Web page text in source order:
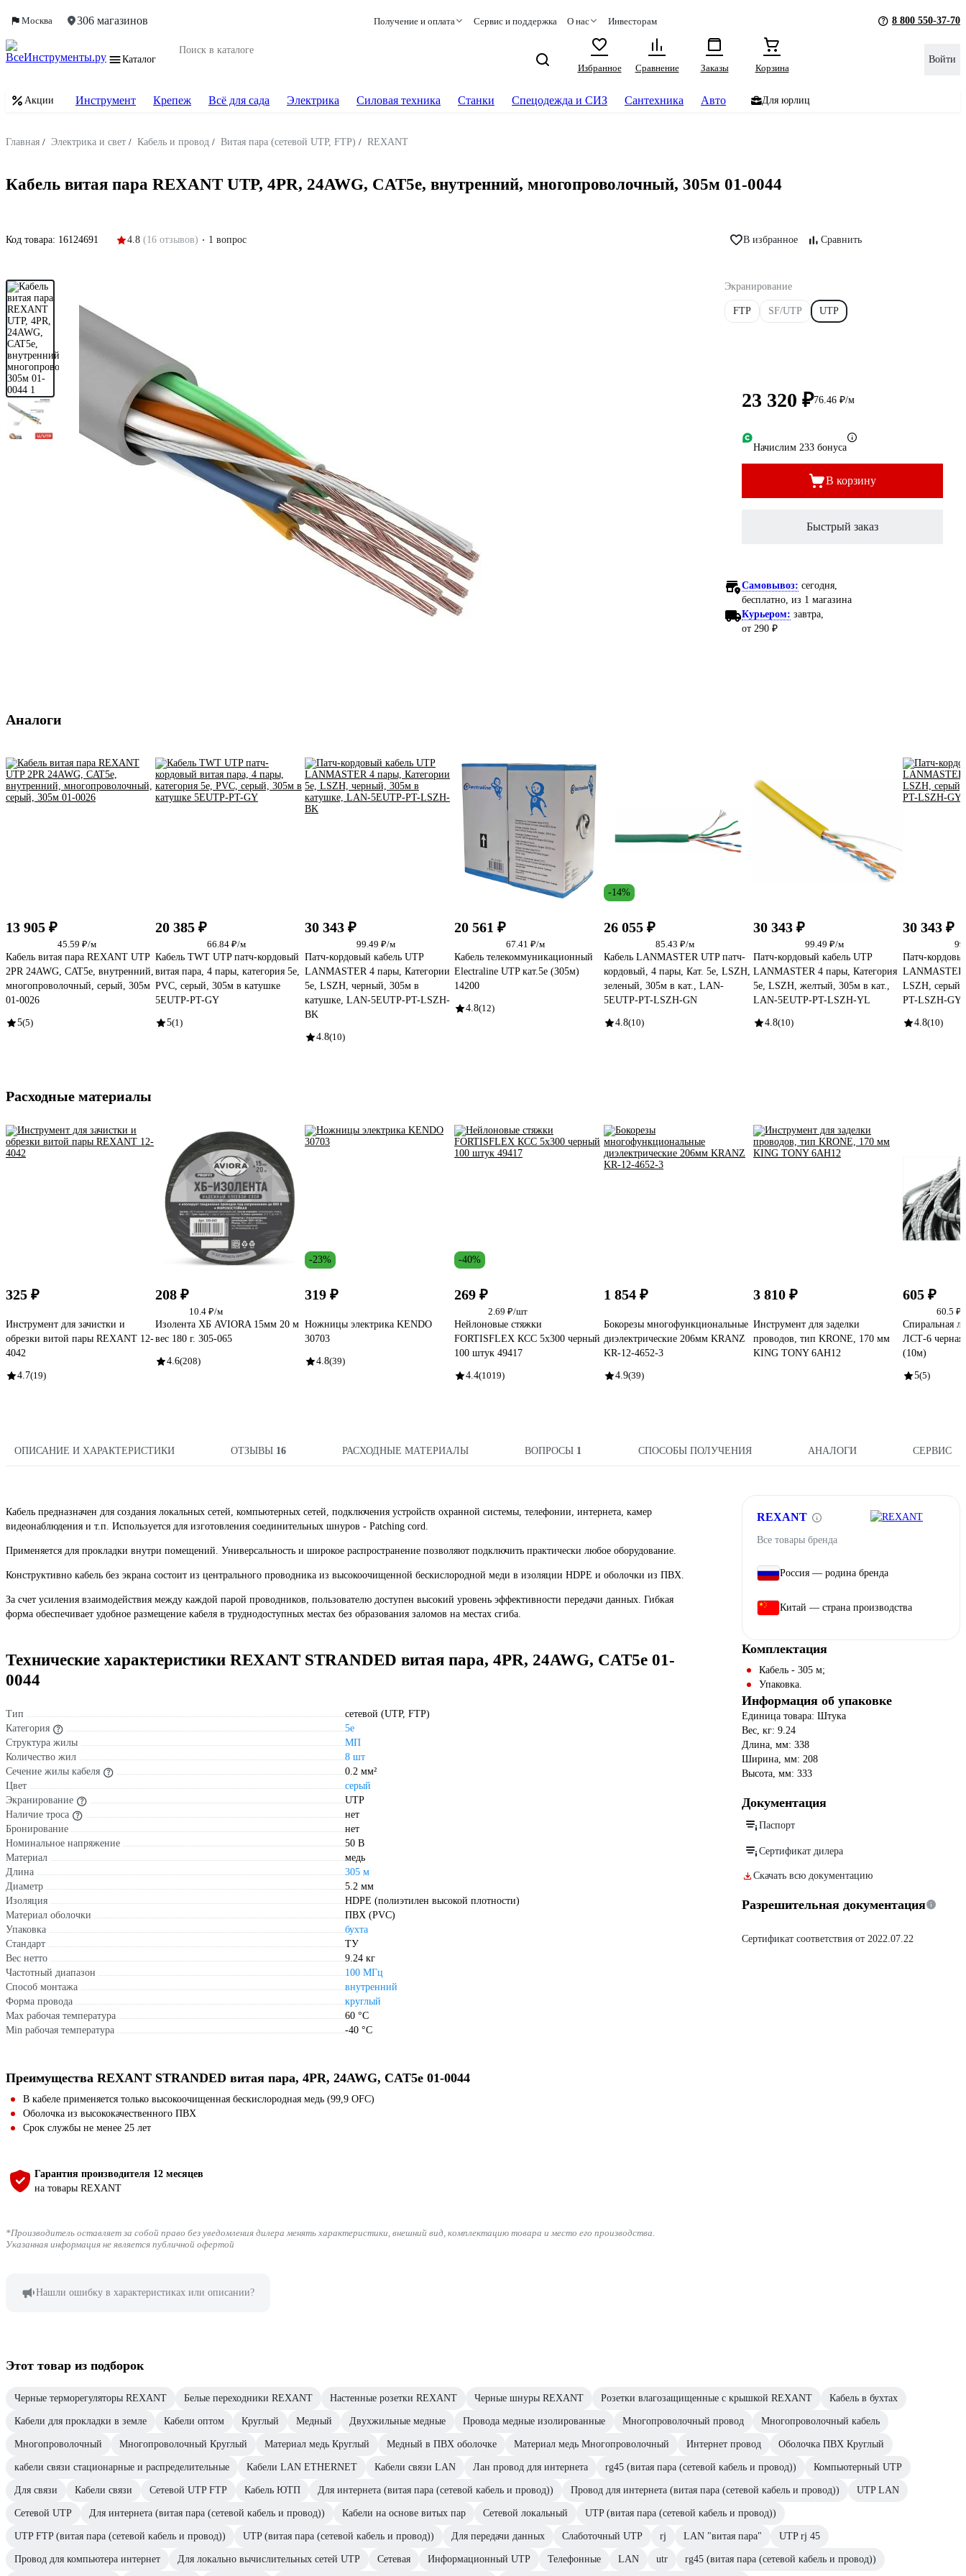
Москва 306 магазинов Получение и оплата Сервис и поддержка О нас Инвесторам 8 800 550-37-70
Каталог
Избранное
Сравнение Заказы Корзина
Войти
Акции Инструмент Крепеж Всё для сада Электрика Силовая техника Станки Спецодежда и СИЗ Сантехника Авто Для юрлиц
Главная / Электрика и свет / Кабель и провод / Витая пара (сетевой UTP, FTP) / REXANT
Кабель витая пара REXANT UTP, 4PR, 24AWG, CAT5e, внутренний, многопроволочный, 305м 01-0044
Код товара: 16124691 4.8 (16 отзывов) 1 вопрос В избранное Сравнить
Экранирование
FTP SF/UTP UTP
23 320 ₽76.46 ₽/м
Начислим 233 бонуса
В корзину
Быстрый заказ
Самовывоз: сегодня,
бесплатно , из 1 магазина
Курьером: завтра,
от 290 ₽
Аналоги
13 905 ₽
45.59 ₽/м
Кабель витая пара REXANT UTP
2PR 24AWG, CAT5e, внутренний,
многопроволочный, серый, 305м
01-0026
5(5)
20 385 ₽
66.84 ₽/м
Кабель TWT UTP патч-кордовый
витая пара, 4 пары, категория 5e,
PVC, серый, 305м в катушке
5EUTP-PT-GY
5(1)
30 343 ₽
99.49 ₽/м
Патч-кордовый кабель UTP
LANMASTER 4 пары, Категории
5e, LSZH, черный, 305м в
катушке, LAN-5EUTP-PT-LSZH-
BK
4.8(10)
20 561 ₽
67.41 ₽/м
Кабель телекоммуникационный
Electraline UTP кат.5e (305м)
14200
4.8(12)
-14%
26 055 ₽
85.43 ₽/м
Кабель LANMASTER UTP патч-
кордовый, 4 пары, Кат. 5e, LSZH,
зеленый, 305м в кат., LAN-
5EUTP-PT-LSZH-GN
4.8(10)
30 343 ₽
99.49 ₽/м
Патч-кордовый кабель UTP
LANMASTER 4 пары, Категория
5e, LSZH, желтый, 305м в кат.,
LAN-5EUTP-PT-LSZH-YL
4.8(10)
30 343 ₽
Патч-
LANMASTER
LSZH,
PT-LSZH-GY
4.8(10)
Расходные материалы
325 ₽
Инструмент для зачистки и
обрезки витой пары REXANT 12-
4042
4.7(19)
208 ₽
10.4 ₽/м
Изолента ХБ AVIORA 15мм 20 м
вес 180 г. 305-065
4.6(208)
-23%
319 ₽
Ножницы электрика KENDO
30703
4.8(39)
-40%
269 ₽
2.69 ₽/шт
Нейлоновые стяжки
FORTISFLEX КСС 5х300 черный
100 штук 49417
4.4(1019)
1 854 ₽
Бокорезы многофункциональные
диэлектрические 206мм KRANZ
KR-12-4652-3
4.9(39)
3 810 ₽
Инструмент для заделки
проводов, тип KRONE, 170 мм
KING TONY 6AH12
605 ₽
60.5
Спиральная
ЛСТ-6
(10м)
5(5)
ОПИСАНИЕ И ХАРАКТЕРИСТИКИ ОТЗЫВЫ 16 РАСХОДНЫЕ МАТЕРИАЛЫ ВОПРОСЫ 1 СПОСОБЫ ПОЛУЧЕНИЯ АНАЛОГИ СЕРВИС
Кабель предназначен для создания локальных сетей, компьютерных сетей, подключения устройств охранной системы, телефонии, интернета, камер
видеонаблюдения и т.п. Используется для изготовления соединительных шнуров - Patching cord.
Применяется для прокладки внутри помещений. Универсальность и широкое распространение позволяют подключить практически любое оборудование.
Конструктивно кабель без экрана состоит из центрального проводника из высокоочищенной бескислородной меди в изоляции HDPE и оболочки из ПВХ.
За счет усиления взаимодействия между каждой парой проводников, пользователю доступен высокий уровень эффективности передачи данных. Гибкая
форма обеспечивает удобное размещение кабеля в труднодоступных местах без образования заломов на местах сгиба.
Технические характеристики REXANT STRANDED витая пара, 4PR, 24AWG, CAT5e 01-
0044
Тип
сетевой (UTP, FTP)
Категория
5e
Структура жилы
МП
Количество жил
8 шт
Сечение жилы кабеля
0.2 мм²
Цвет
серый
Экранирование
UTP
Наличие троса
нет
Бронирование
нет
Номинальное напряжение
50 В
Материал
медь
Длина
305 м
Диаметр
5.2 мм
Изоляция
HDPE (полиэтилен высокой плотности)
Материал оболочки
ПВХ (PVC)
Упаковка
бухта
Стандарт
ТУ
Вес нетто
9.24 кг
Частотный диапазон
100 МГц
Способ монтажа
внутренний
Форма провода
круглый
Max рабочая температура
60 °С
Min рабочая температура
-40 °С
Преимущества REXANT STRANDED витая пара, 4PR, 24AWG, CAT5e 01-0044
В кабеле применяется только высокоочищенная бескислородная медь (99,9 OFC)
Оболочка из высококачественного ПВХ
Срок службы не менее 25 лет
Гарантия производителя 12 месяцев
на товары REXANT
*Производитель оставляет за собой право без уведомления дилера менять характеристики, внешний вид, комплектацию товара и место его производства.
Указанная информация не является публичной офертой
Нашли ошибку в характеристиках или описании?
REXANT
Все товары бренда
Россия — родина бренда
Китай — страна производства
Комплектация
Кабель - 305 м;
Упаковка.
Информация об упаковке
Единица товара: Штука
Вес, кг: 9.24
Длина, мм: 338
Ширина, мм: 208
Высота, мм: 333
Документация
Паспорт
Сертификат дилера
Скачать всю документацию
Разрешительная документация
Сертификат соответствия от 2022.07.22
Этот товар из подборок
Черные терморегуляторы REXANT Белые переходники REXANT Настенные розетки REXANT Черные шнуры REXANT Розетки влагозащищенные с крышкой REXANT Кабель в бухтах
Кабели для прокладки в земле Кабели оптом Круглый Медный Двухжильные медные Провода медные изолированные Многопроволочный провод Многопроволочный кабель
Многопроволочный Многопроволочный Круглый Материал медь Круглый Медный в ПВХ оболочке Материал медь Многопроволочный Интернет провод Оболочка ПВХ Круглый
кабели связи стационарные и распределительные Кабели LAN ETHERNET Кабели связи LAN Лан провод для интернета rg45 (витая пара (сетевой кабель и провод)) Компьютерный UTP
Для связи Кабели связи Сетевой UTP FTP Кабель ЮТП Для интернета (витая пара (сетевой кабель и провод)) Провод для интернета (витая пара (сетевой кабель и провод)) UTP LAN
Сетевой UTP Для интернета (витая пара (сетевой кабель и провод)) Кабели на основе витых пар Сетевой локальный UTP (витая пара (сетевой кабель и провод))
UTP FTP (витая пара (сетевой кабель и провод)) UTP (витая пара (сетевой кабель и провод)) Для передачи данных Слаботочный UTP rj LAN "витая пара" UTP rj 45
Провод для компьютера интернет Для локально вычислительных сетей UTP Сетевая Информационный UTP Телефонные LAN utr rg45 (витая пара (сетевой кабель и провод))